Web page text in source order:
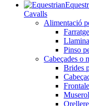
Cavalls
Alimentació
Pinso
Cabeçades o
Brides